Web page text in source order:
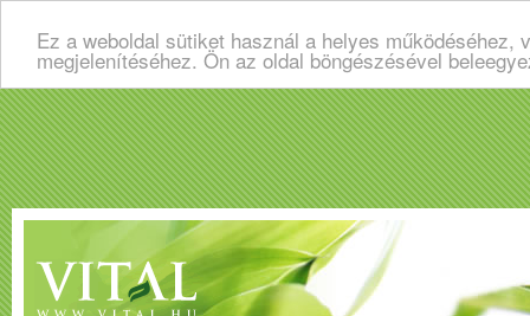
Ez a weboldal sütiket használ a helyes
megjelenítéséhez. Ön az oldal böngészésével